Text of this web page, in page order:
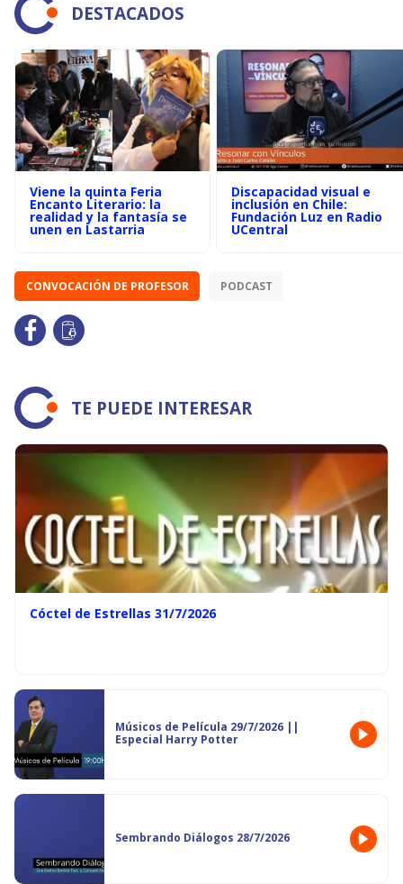
DESTACADOS
Viene la quinta Feria
Encanto Literario: la
realidad y la fantasía se
unen en Lastarria
Discapacidad visual e
inclusión en Chile:
Fundación Luz en Radio
UCentral
CONVOCACIÓN DE PROFESOR PODCAST
TE PUEDE INTERESAR
Cóctel de Estrellas 31/7/2026
Músicos de Película 29/7/2026 ||
Especial Harry Potter
Sembrando Diálogos 28/7/2026